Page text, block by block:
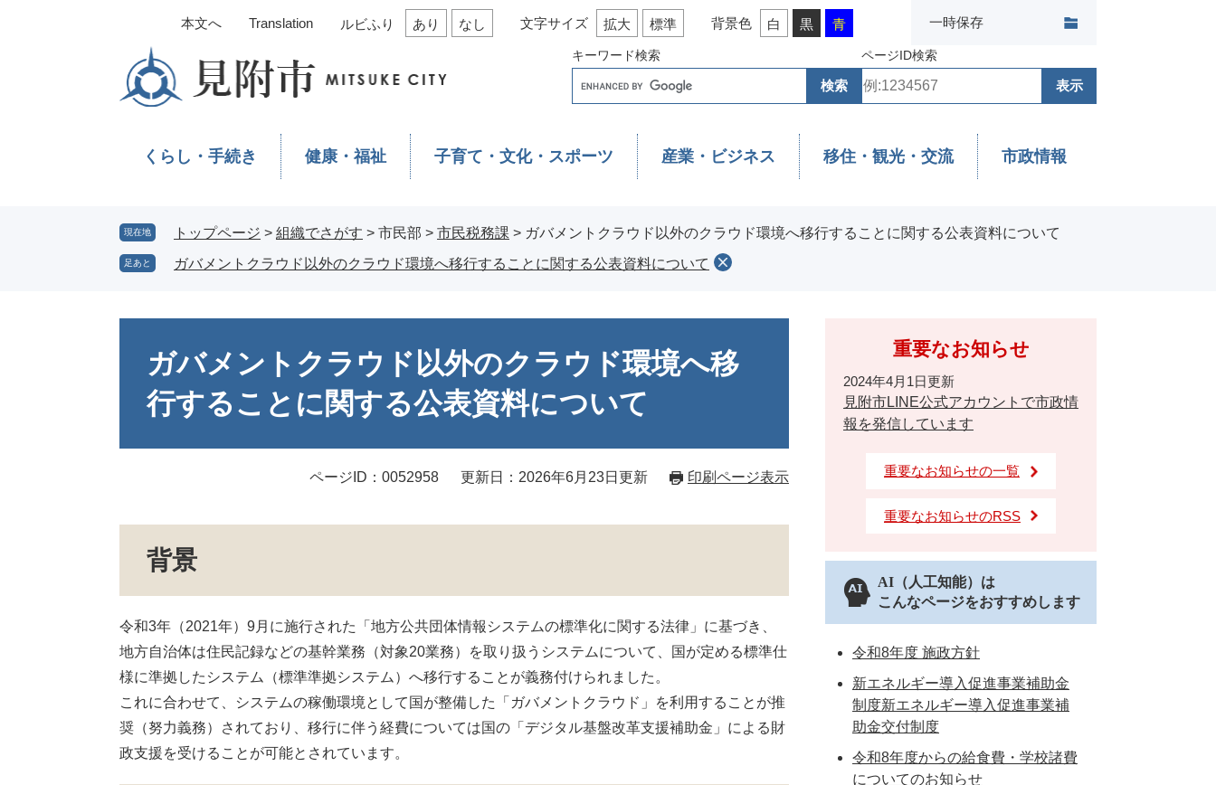
キーワード検索 ページID検索
本文へ Translation ルビふり あり なし 文字サイズ 拡大 標準 背景色 白 黒 青 一時保存
くらし・手続き 健康・福祉 子育て・文化・スポーツ 産業・ビジネス 移住・観光・交流 市政情報
現在地 トップページ > 組織でさがす > 市民部 > 市民税務課 > ガバメントクラウド以外のクラウド環境へ移行することに関する公表資料について
足あと ガバメントクラウド以外のクラウド環境へ移行することに関する公表資料について
ガバメントクラウド以外のクラウド環境へ移
行することに関する公表資料について
ページID：0052958 更新日：2026年6月23日更新 印刷ページ表示
背景
令和3年（2021年）9月に施行された「地方公共団体情報システムの標準化に関する法律」に基づき、
地方自治体は住民記録などの基幹業務（対象20業務）を取り扱うシステムについて、国が定める標準仕
様に準拠したシステム（標準準拠システム）へ移行することが義務付けられました。
これに合わせて、システムの稼働環境として国が整備した「ガバメントクラウド」を利用することが推
奨（努力義務）されており、移行に伴う経費については国の「デジタル基盤改革支援補助金」による財
政支援を受けることが可能とされています。
重要なお知らせ
2024年4月1日更新
見附市LINE公式アカウントで市政情
報を発信しています
重要なお知らせの一覧
重要なお知らせのRSS
AI（人工知能）は
こんなページをおすすめします
令和8年度 施政方針
新エネルギー導入促進事業補助金
制度新エネルギー導入促進事業補
助金交付制度
令和8年度からの給食費・学校諸費
についてのお知らせ